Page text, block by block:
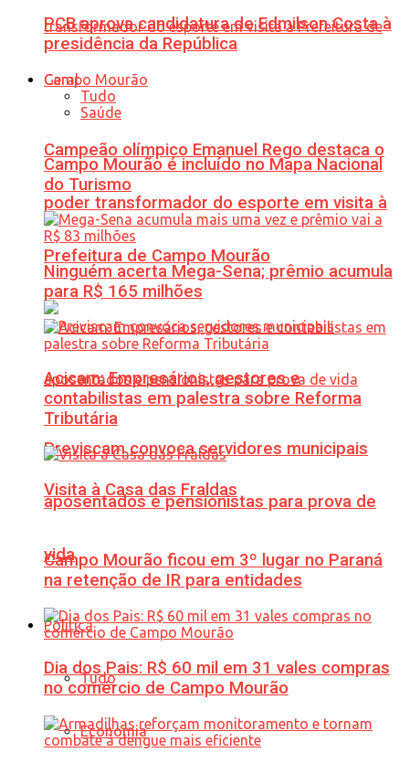
Campeão olímpico Emanuel Rego destaca o
poder transformador do esporte em visita à
Prefeitura de Campo Mourão
Previscam convoca servidores municipais
aposentados e pensionistas para prova de
vida
Política
Tudo
Economia
PCB aprova candidatura de Edmilson Costa à
presidência da República
Geral
Tudo
Saúde
Campo Mourão é incluído no Mapa Nacional
do Turismo
Ninguém acerta Mega-Sena; prêmio acumula
para R$ 165 milhões
Acicam: Empresários, gestores e
contabilistas em palestra sobre Reforma
Tributária
Visita à Casa das Fraldas
Campo Mourão ficou em 3º lugar no Paraná
na retenção de IR para entidades
Dia dos Pais: R$ 60 mil em 31 vales compras
no comércio de Campo Mourão